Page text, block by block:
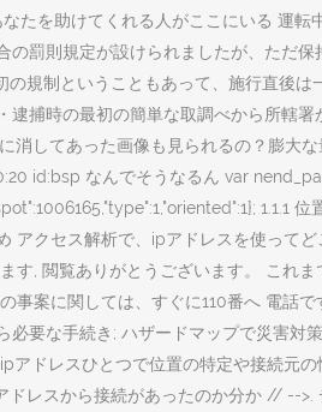
たを助けてくれる人がここにいる 運
の罰則規定が設けられましたが、ただ
の規制ということもあって、施行直後
逮捕時の最初の簡単な取調べから所轄
消してあった画像も見られるの？膨大
id:bsp なんでそうなるん var
1.1.1
アクセス解析で、ipアドレスを使って
, 閲覧ありがとうございます。 これま
事案に関しては、すぐに110番へ 電話
必要な手続き; ハザードマップで災害対
アドレスひとつで位置の特定や接続元
ドレスから接続があったのか分か // --